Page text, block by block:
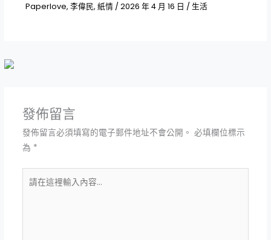
Paperlove, 李偉民, 紙情/ 2026 年 4 月 16 日 / 生活
發佈留言
發佈留言必須填寫的電子郵件地址不會公開。 必填欄位標示
為 *
在